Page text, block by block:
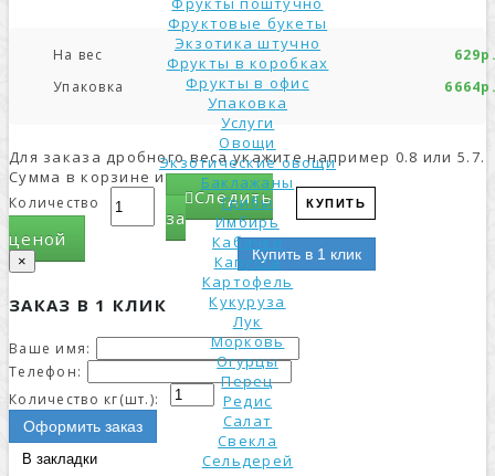
Фруктовые букеты
Экзотика штучно
Фрукты в коробках
Фрукты в офис
Упаковка
Услуги
Овощи
Экзотические овощи
Баклажаны
Грибы
Имбирь
Кабачки
Капуста
Картофель
Кукуруза
Лук
Морковь
Огурцы
Перец
Редис
Салат
Свекла
Сельдерей
На вес
Упаковка
Для заказа дробного веса укажите например 0.8 или 5.7.
Сумма в корзине изменится.
Количество КУПИТЬ
Купить в 1 клик
Следить
за
ценой
×
ЗАКАЗ В 1 КЛИК
Ваше имя:
Телефон:
Количество кг(шт.):
Оформить заказ
В закладки